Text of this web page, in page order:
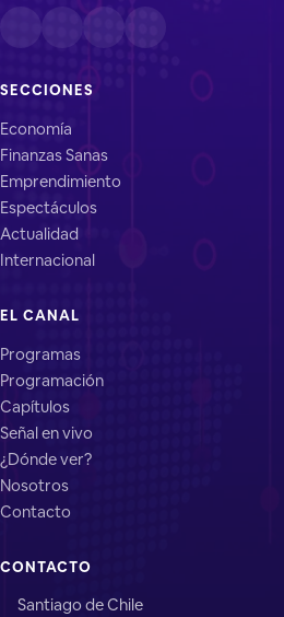
SECCIONES
Economía
Finanzas Sanas
Emprendimiento
Espectáculos
Actualidad
Internacional
EL CANAL
Programas
Programación
Capítulos
Señal en vivo
¿Dónde ver?
Nosotros
Contacto
CONTACTO
Santiago de Chile